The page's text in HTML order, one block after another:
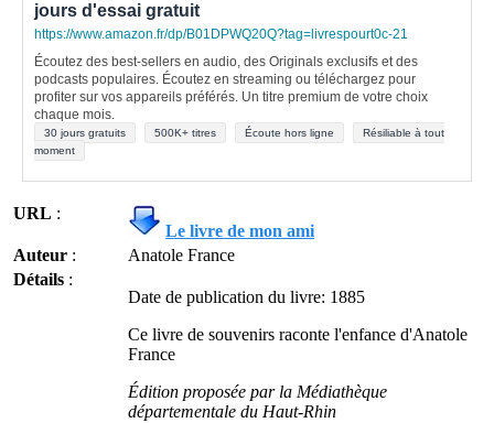
jours d'essai gratuit
https://www.amazon.fr/dp/B01DPWQ20Q?tag=livrespourt0c-21
Écoutez des best-sellers en audio, des Originals exclusifs et des
podcasts populaires. Écoutez en streaming ou téléchargez pour
profiter sur vos appareils préférés. Un titre premium de votre choix
chaque mois.
30 jours gratuits 500K+ titres Écoute hors ligne
Résiliable à tout
moment
URL :
Le livre de mon ami
Auteur :
Anatole France
Détails :
Date de publication du livre: 1885
Ce livre de souvenirs raconte l'enfance d'Anatole
France
Édition proposée par la Médiathèque
départementale du Haut-Rhin